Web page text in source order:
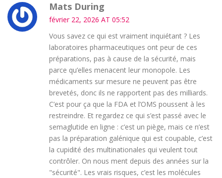
Mats During
février 22, 2026 AT 05:52
Vous savez ce qui est vraiment inquiétant ? Les
laboratoires pharmaceutiques ont peur de ces
préparations, pas à cause de la sécurité, mais
parce qu’elles menacent leur monopole. Les
médicaments sur mesure ne peuvent pas être
brevetés, donc ils ne rapportent pas des milliards.
C’est pour ça que la FDA et l’OMS poussent à les
restreindre. Et regardez ce qui s’est passé avec le
semaglutide en ligne : c’est un piège, mais ce n’est
pas la préparation galénique qui est coupable, c’est
la cupidité des multinationales qui veulent tout
contrôler. On nous ment depuis des années sur la
"sécurité". Les vrais risques, c’est les molécules